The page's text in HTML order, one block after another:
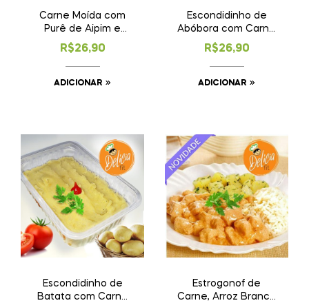
Carne Moída com
Purê de Aipim e
Legumes
R$26,90
ADICIONAR
Escondidinho de
Abóbora com Carne
de Panela
R$26,90
ADICIONAR
Escondidinho de
Batata com Carne
Estrogonof de
Carne, Arroz Branco